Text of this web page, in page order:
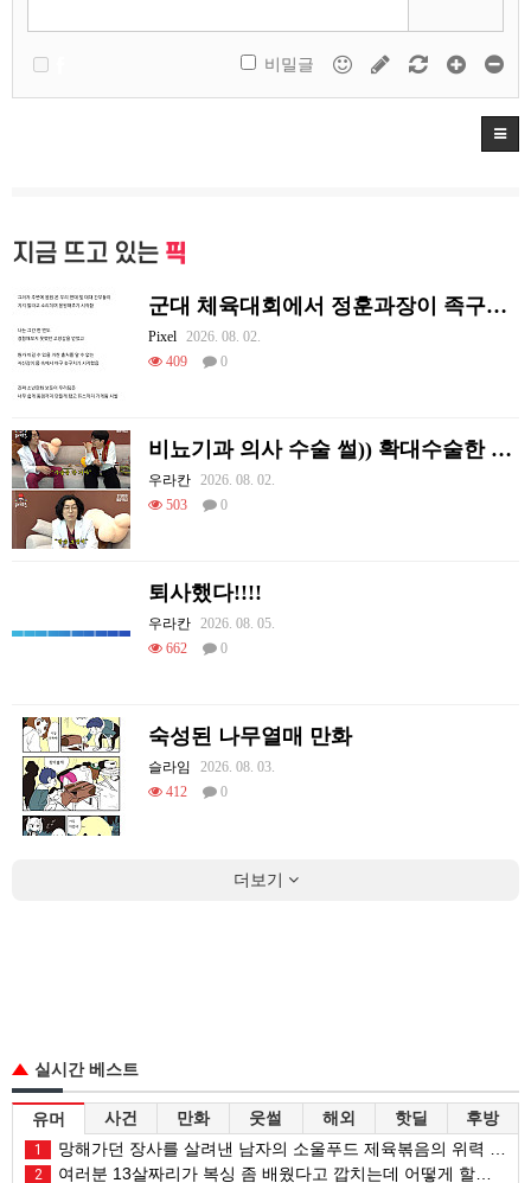
비밀글
지금 뜨고 있는 픽
군대 체육대회에서 정훈과장이 족구한 썰
Pixel 2026. 08. 02.
409
0
비뇨기과 의사 수술 썰)) 확대수술한 여러 셀럽들
우라칸 2026. 08. 02.
503
0
퇴사했다!!!!
우라칸 2026. 08. 05.
662
0
숙성된 나무열매 만화
슬라임
2026. 08. 03.
412
0
더보기
실시간 베스트
유머 사건 만화 웃썰 해외 핫딜 후방
1 망해가던 장사를 살려낸 남자의 소울푸드 제육볶음의 위력 ㅋㅋ
2 여러분 13살짜리가 복싱 좀 배웠다고 깝치는데 어떻게 할까요?